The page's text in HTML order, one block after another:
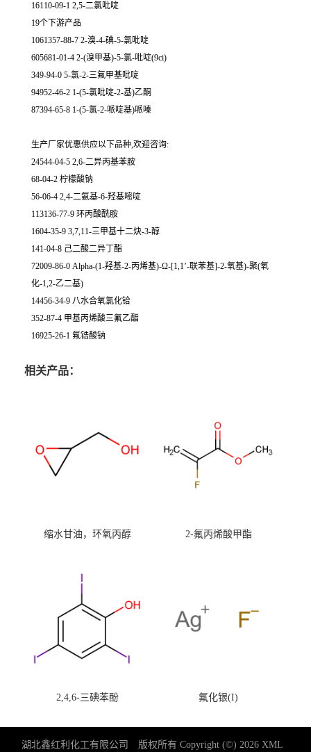
16110-09-1 2,5-二氯吡啶
19个下游产品
1061357-88-7 2-溴-4-碘-5-氯吡啶
605681-01-4 2-(溴甲基)-5-氯-吡啶(9ci)
349-94-0 5-氯-2-三氟甲基吡啶
94952-46-2 1-(5-氯吡啶-2-基)乙酮
87394-65-8 1-(5-氯-2-哌啶基)哌嗪
生产厂家优惠供应以下品种,欢迎咨询:
24544-04-5 2,6-二异丙基苯胺
68-04-2 柠檬酸钠
56-06-4 2,4-二氨基-6-羟基嘧啶
113136-77-9 环丙酸酰胺
1604-35-9 3,7,11-三甲基十二炔-3-醇
141-04-8 己二酸二异丁酯
72009-86-0 Alpha-(1-羟基-2-丙烯基)-Ω-[1,1’-联苯基]-2-氧基)-聚(氧
化-1,2-乙二基)
14456-34-9 八水合氧氯化铪
352-87-4 甲基丙烯酸三氟乙酯
16925-26-1 氟锆酸钠
相关产品：
缩水甘油，环氧丙醇 2-氟丙烯酸甲酯
2,4,6-三碘苯酚 氟化银(I)
湖北鑫红利化工有限公司 版权所有 Copyright (©) 2026 XML